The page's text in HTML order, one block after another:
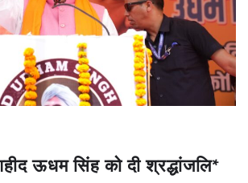
ऊधम सिंह को दी श्रद्धांजलि*